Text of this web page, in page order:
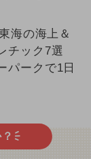
海の海上＆
チック7選
パークで1日